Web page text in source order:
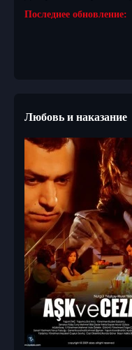
Последнее обновление:
Любовь и наказание